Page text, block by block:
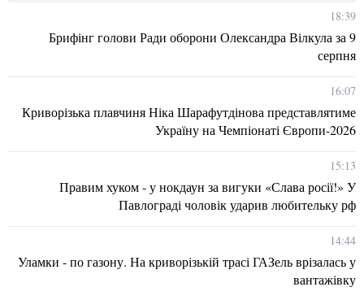
18:39
Брифінг голови Ради оборони Олександра Вілкула за 9
серпня
16:07
Криворізька плавчиня Ніка Шарафутдінова представлятиме
Україну на Чемпіонаті Європи-2026
15:13
Правим хуком - у нокдаун за вигуки «Слава росії!» У
Павлограді чоловік ударив любительку рф
14:44
Уламки - по газону. На криворізькій трасі ГАЗель врізалась у
вантажівку